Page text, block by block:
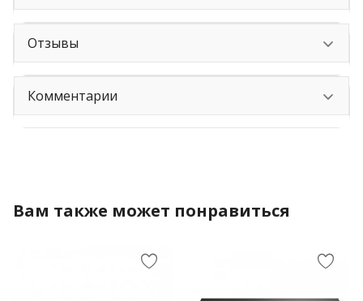
Отзывы
Комментарии
Вам также может понравиться